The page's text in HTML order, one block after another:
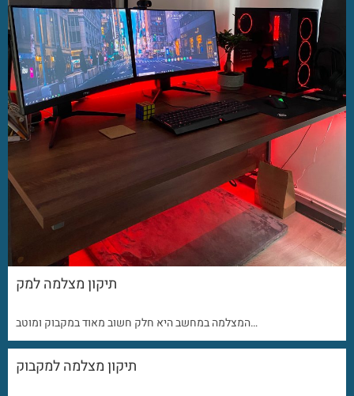
תיקון מצלמה למק
המצלמה במחשב היא חלק חשוב מאוד במקבוק ומוטב…
תיקון מצלמה למקבוק